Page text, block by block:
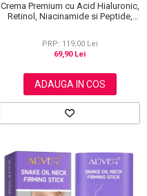
Crema Premium cu Acid Hialuronic,
Retinol, Niacinamide si Peptide,
PRP: 119,00 Lei
69,90 Lei
ADAUGA IN COS